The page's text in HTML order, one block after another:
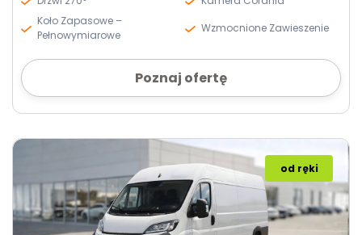
Koło Zapasowe –
Pełnowymiarowe
Wzmocnione Zawieszenie
Poznaj ofertę
od ręki